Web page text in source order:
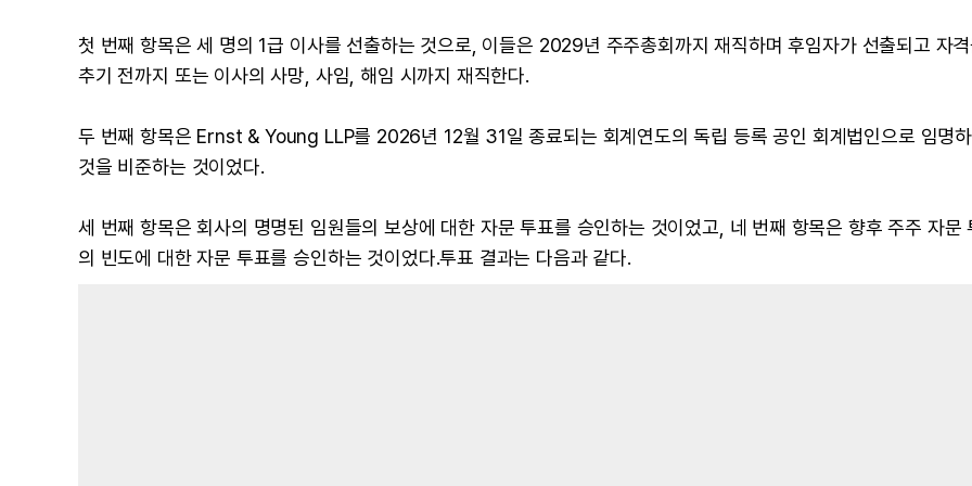
첫 번째 항목은 세 명의 1급 이사를 선출하는 것으로, 이들은 2029년 주주총회까지 재직하며 후임자가 선출되고 자
추기 전까지 또는 이사의 사망, 사임, 해임 시까지 재직한다.
두 번째 항목은 Ernst & Young LLP를 2026년 12월 31일 종료되는 회계연도의 독립 등록 공인 회계법인으로 임명
것을 비준하는 것이었다.
세 번째 항목은 회사의 명명된 임원들의 보상에 대한 자문 투표를 승인하는 것이었고, 네 번째 항목은 향후 주주 자문
의 빈도에 대한 자문 투표를 승인하는 것이었다.투표 결과는 다음과 같다.